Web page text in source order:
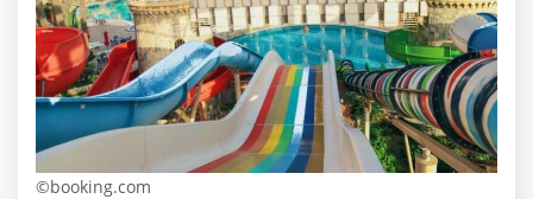
©booking.com